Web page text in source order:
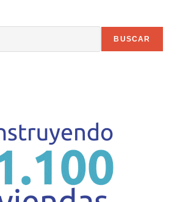
BUSCAR